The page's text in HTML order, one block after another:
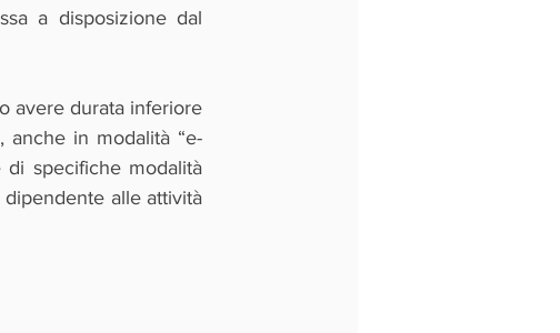
a disposizione dal
avere durata inferiore
in modalità “e-
di specifiche modalità
alle attività